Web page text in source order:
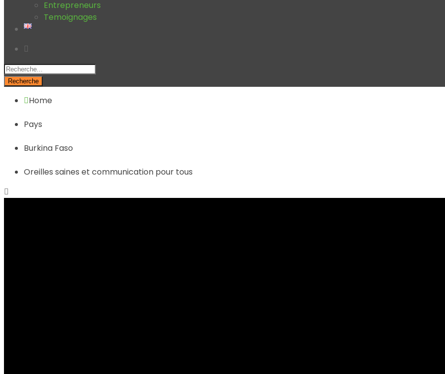
Entrepreneurs
Temoignages
Recherche
Home
Pays
Burkina Faso
Oreilles saines et communication pour tous